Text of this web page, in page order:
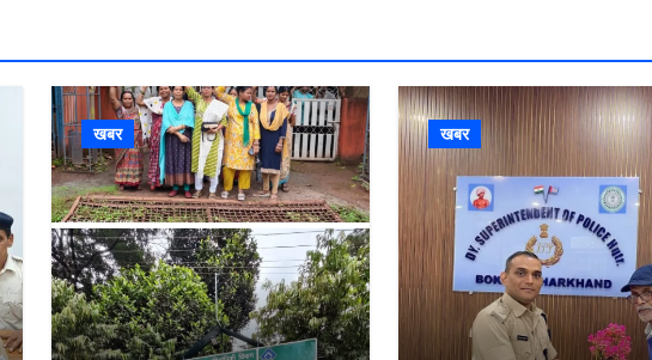
खबर खबर